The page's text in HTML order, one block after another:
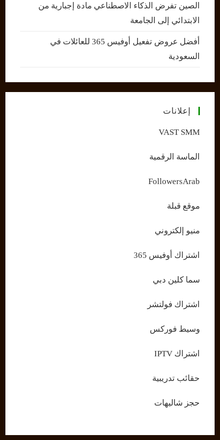
الصين تفرض الذكاء الاصطناعي مادة إجبارية من
الابتدائي إلى الجامعة
أفضل عروض تفعيل أوفيس 365 للعائلات في
السعودية
إعلانات
VAST SMM
الماسة الرقمية
FollowersArab
موقع قبلة
منيو إلكتروني
اشتراك أوفيس 365
سما كلين دبي
اشتراك فولتشر
وسيط فوركس
اشتراك IPTV
حقائب تدريبية
حجز شاليهات